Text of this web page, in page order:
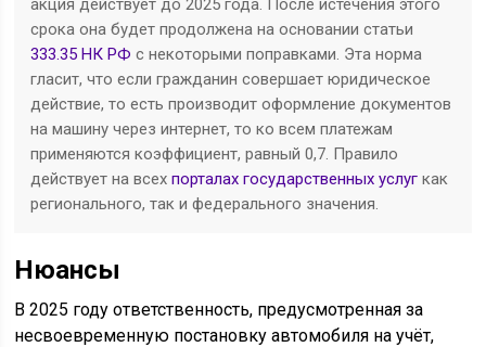
акция действует до 2025 года. После истечения этого
срока она будет продолжена на основании статьи
333.35 НК РФ с некоторыми поправками. Эта норма
гласит, что если гражданин совершает юридическое
действие, то есть производит оформление документов
на машину через интернет, то ко всем платежам
применяются коэффициент, равный 0,7. Правило
действует на всехпорталах государственных услуг как
регионального, так и федерального значения.
Нюансы
В 2025 году ответственность, предусмотренная за
несвоевременную постановку автомобиля на учёт,